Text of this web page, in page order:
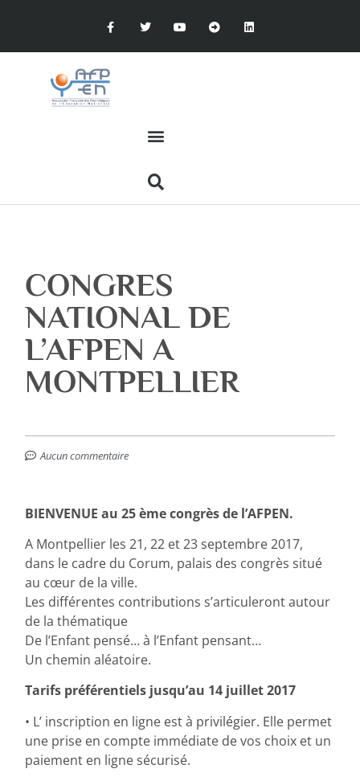
CONGRES
NATIONAL DE
L’AFPEN A
MONTPELLIER
Aucun commentaire
BIENVENUE au 25 ème congrès de l’AFPEN.
A Montpellier les 21, 22 et 23 septembre 2017,
dans le cadre du Corum, palais des congrès situé
au cœur de la ville.
Les différentes contributions s’articuleront autour
de la thématique
De l’Enfant pensé… à l’Enfant pensant…
Un chemin aléatoire.
Tarifs préférentiels jusqu’au 14 juillet 2017
• L’ inscription en ligne est à privilégier. Elle permet
une prise en compte immédiate de vos choix et un
paiement en ligne sécurisé.